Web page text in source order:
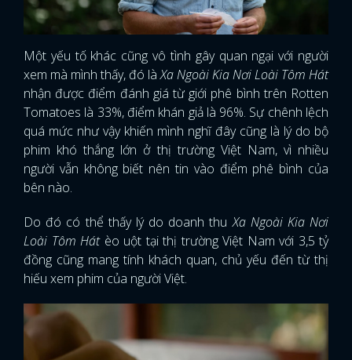
Một yếu tố khác cũng vô tình gây quan ngại với người
xem mà mình thấy, đó làXa Ngoài Kia Nơi Loài Tôm Hát
nhận được điểm đánh giá từ giới phê bình trên Rotten
Tomatoes là 33%, điểm khán giả là 96%. Sự chênh lệch
quá mức như vậy khiến mình nghĩ đây cũng là lý do bộ
phim khó thắng lớn ở thị trường Việt Nam, vì nhiều
người vẫn không biết nên tin vào điểm phê bình của
bên nào.
Do đó có thể thấy lý do doanh thuXa Ngoài Kia Nơi
Loài Tôm Hát èo uột tại thị trường Việt Nam với 3,5 tỷ
đồng cũng mang tính khách quan, chủ yếu đến từ thị
hiếu xem phim của người Việt.